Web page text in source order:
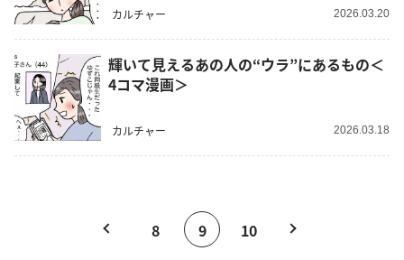
カルチャー 2026.03.20
輝いて見えるあの人の“ウラ”にあるもの＜
4コマ漫画＞
カルチャー 2026.03.18
8 9 10